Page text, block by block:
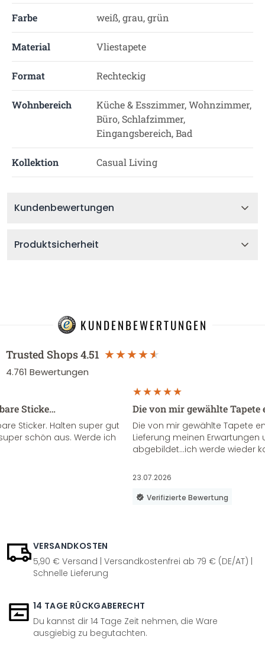
Farbe weiß, grau, grün
Material Vliestapete
Format Rechteckig
Wohnbereich
Küche & Esszimmer, Wohnzimmer,
Büro, Schlafzimmer,
Eingangsbereich, Bad
Kollektion Casual Living
Kundenbewertungen
Produktsicherheit
KUNDENBEWERTUNGEN
Trusted Shops4.51
4.761 Bewertungen
Sticke…
Sticker. Halten super gut
schön aus. Werde ich
Die von mir gewählte
Die von mir gewählte Tapete
Lieferung meinen Erwartungen
abgebildet...ich werde wieder
23.07.2026
Verifizierte Bewertung
VERSANDKOSTEN
5,90 € Versand | Versandkostenfrei ab 79 € (DE/AT) |
Schnelle Lieferung
14 TAGE RÜCKGABERECHT
Du kannst dir 14 Tage Zeit nehmen, die Ware
ausgiebig zu begutachten.